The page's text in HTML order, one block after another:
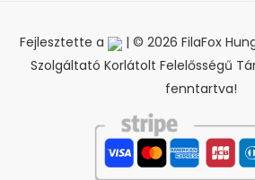
Fejlesztette a
| © 2026 FilaFox
Szolgáltató Korlátolt Felelősségű
fenntartva!